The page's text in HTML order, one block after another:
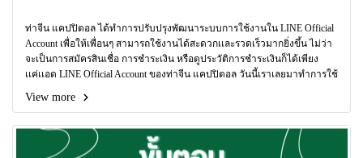
ท่าจีน แคปปิตอล ได้ทำการปรับปรุงพัฒนาระบบการใช้งานใน LINE Official
Account เพื่อให้เพื่อนๆ สามารถใช้งานได้สะดวกเเละรวดเร็วมากยิ่งขึ้น ไม่ว่า
จะเป็นการสมัครสินเชื่อ การชำระเงิน หรือดูประวัติการชำระเงินก็ได้เพียง
เเค่เเอด LINE Official Account ของท่าจีน แคปปิตอล วันนี้เราเลยมาทำการใช้
View more